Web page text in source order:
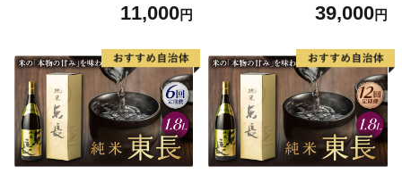
11,000円 39,000円